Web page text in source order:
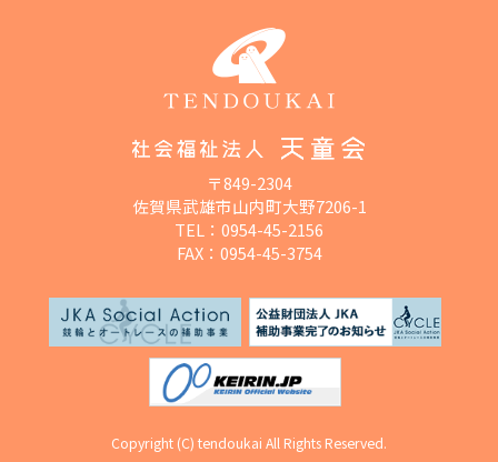
〒849-2304
佐賀県武雄市山内町大野7206-1
TEL： 0954-45-2156
FAX：0954-45-3754
Copyright (C) tendoukai All Rights Reserved.